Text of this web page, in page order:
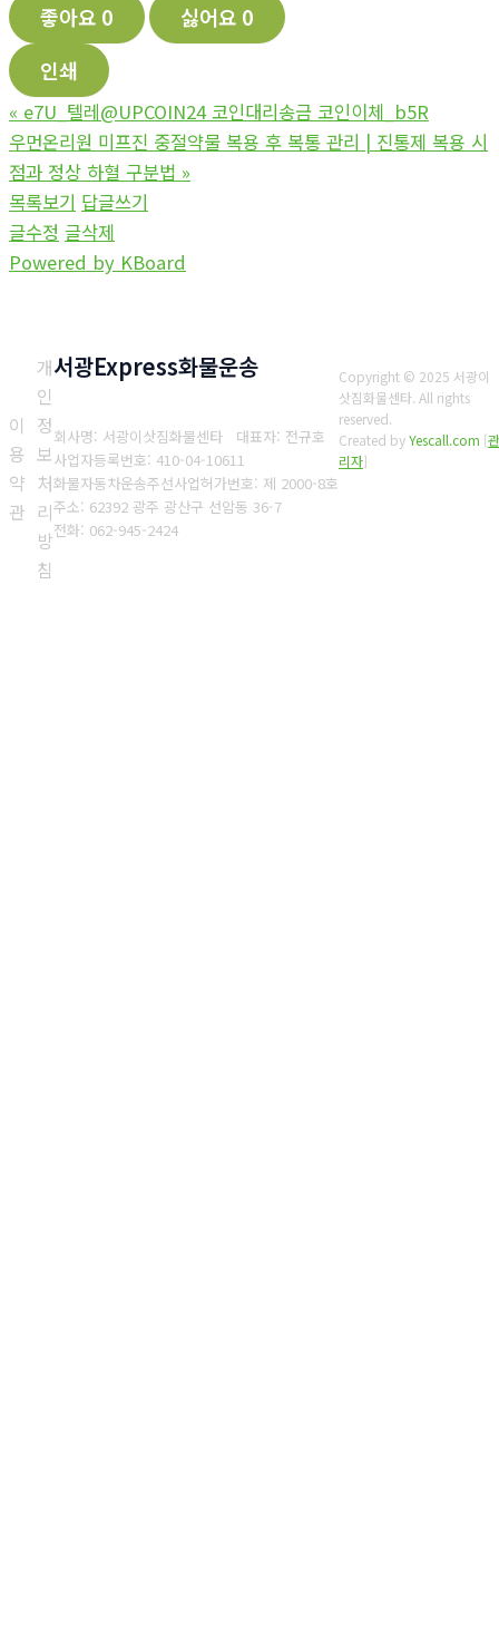
좋아요 0 싫어요 0
인쇄
« e7U_텔레@UPCOIN24 코인대리송금 코인이체_b5R
우먼온리원 미프진 중절약물 복용 후 복통 관리 | 진통제 복용 시
점과 정상 하혈 구분법 »
목록보기 답글쓰기
글수정 글삭제
Powered by KBoard
이
용
약
관
개
인
정
보
처
리
방
침
서광Express화물운송
회사명: 서광이삿짐화물센타 대표자: 전규호
사업자등록번호: 410-04-10611
화물자동차운송주선사업허가번호: 제 2000-8호
주소: 62392 광주 광산구 선암동 36-7
전화: 062-945-2424
Copyright © 2025 서광이
삿짐화물센타. All rights
reserved.
Created byYescall.com [관
리자]